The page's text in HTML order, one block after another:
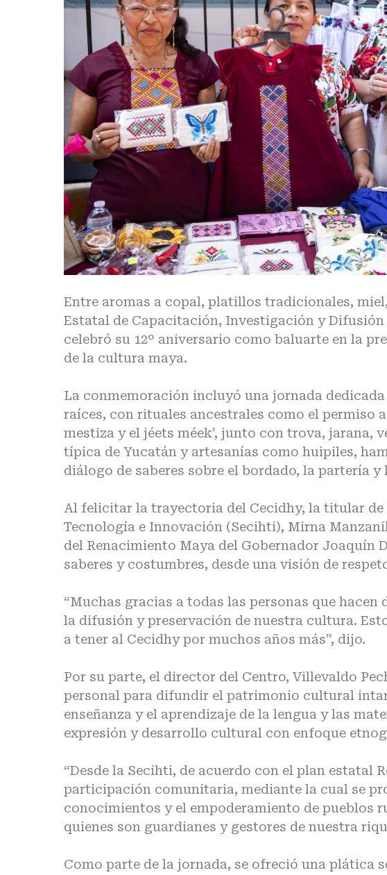
Entre aromas a copal, platillos tradicionales,
Estatal de Capacitación, Investigación y
celebró su 12º aniversario como baluarte en la
de la cultura maya.
La conmemoración incluyó una jornada
raíces, con rituales ancestrales como el permiso
mestiza y el jéets méek’, junto con trova, jarana,
típica de Yucatán y artesanías como huipiles,
diálogo de saberes sobre el bordado, la partería
Al felicitar la trayectoria del Cecidhy, la titular de
Tecnología e Innovación (Secihti), Mirna
del Renacimiento Maya del Gobernador Joaquín
saberes y costumbres, desde una visión de
“Muchas gracias a todas las personas que
la difusión y preservación de nuestra cultura.
a tener al Cecidhy por muchos años más”, dijo.
Por su parte, el director del Centro, Villevaldo
personal para difundir el patrimonio cultural
enseñanza y el aprendizaje de la lengua y las
expresión y desarrollo cultural con enfoque
“Desde la Secihti, de acuerdo con el plan estatal
participación comunitaria, mediante la cual se
conocimientos y el empoderamiento de pueblos
quienes son guardianes y gestores de nuestra
Como parte de la jornada, se ofreció una plática